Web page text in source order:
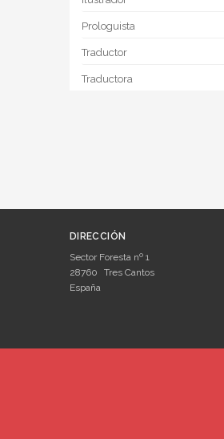
Prologuista
Traductor
Traductora
DIRECCIÓN
Sector Foresta nº 1
28760
Tres Cantos
España